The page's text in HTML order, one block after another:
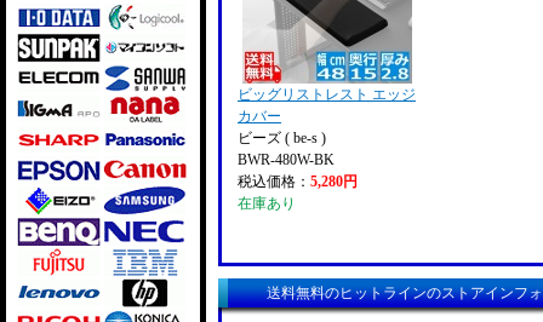
ビッグリストレスト エッジ
カバー
ビーズ ( be-s )
BWR-480W-BK
税込価格： 5,280円
在庫あり
送料無料のヒットラインのストアインフ